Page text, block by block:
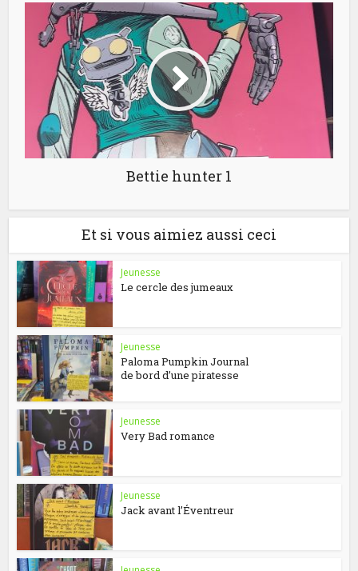
Bettie hunter 1
Et si vous aimiez aussi ceci
Jeunesse
Le cercle des jumeaux
Jeunesse
Paloma Pumpkin Journal
de bord d’une piratesse
Jeunesse
Very Bad romance
Jeunesse
Jack avant l’Éventreur